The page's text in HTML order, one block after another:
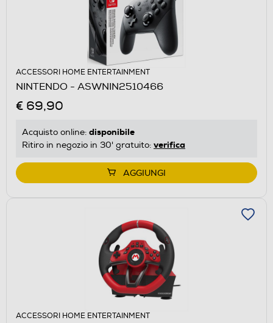
ACCESSORI HOME ENTERTAINMENT
NINTENDO - ASWNIN2510466
€ 69,90
Acquisto online: disponibile
Ritiro in negozio in 30' gratuito: verifica
AGGIUNGI
ACCESSORI HOME ENTERTAINMENT